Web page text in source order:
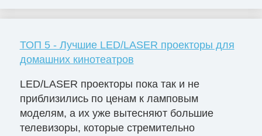
ТОП 5 - Лучшие LED/LASER проекторы для
домашних кинотеатров
LED/LASER проекторы пока так и не
приблизились по ценам к ламповым
моделям, а их уже вытесняют большие
телевизоры, которые стремительно